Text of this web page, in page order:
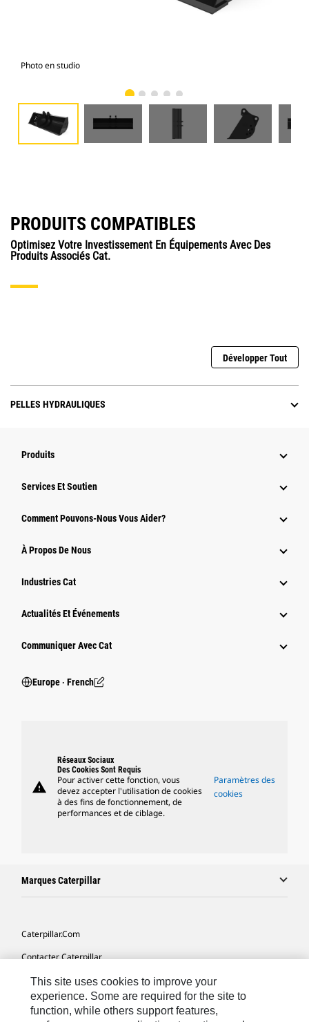
Photo en studio
PRODUITS COMPATIBLES
Optimisez Votre Investissement En Équipements Avec Des
Produits Associés Cat.
Développer Tout
PELLES HYDRAULIQUES
Produits
Services Et Soutien
Comment Pouvons-Nous Vous Aider?
À Propos De Nous
Industries Cat
Actualités Et Événements
Communiquer Avec Cat
Europe ‧ French
warning
Réseaux Sociaux
Des Cookies Sont Requis
Pour activer cette fonction, vous
devez accepter l'utilisation de cookies
à des fins de fonctionnement, de
performances et de ciblage.
Paramètres des
cookies
Marques Caterpillar
Caterpillar.com
Contacter Caterpillar
Mes Préférences Marketing
Plan Du Site
This site uses cookies to improve your
experience. Some are required for the site to
function, while others support features,